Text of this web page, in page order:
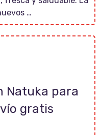
…
Natuka para
gratis